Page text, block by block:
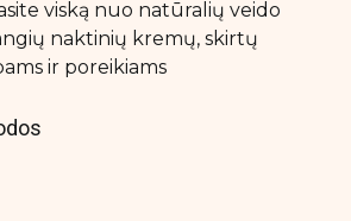
ir aliejai
viską nuo natūralių veido
naktinių kremų, skirtų
ir poreikiams